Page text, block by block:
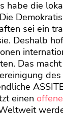
habe die
sei ein
Deshalb
Das
einen